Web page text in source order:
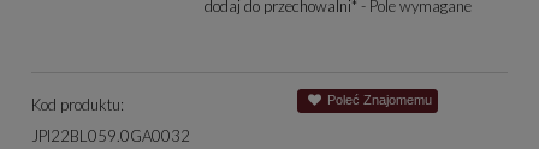
dodaj do przechowalni* - Pole wymagane
Kod produktu:
JPI22BL059.0GA0032
Poleć Znajomemu